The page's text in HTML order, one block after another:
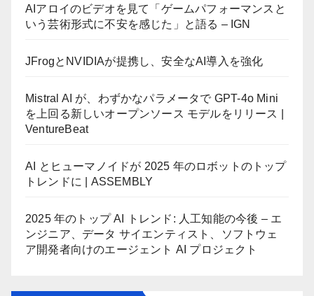
AIアロイのビデオを見て「ゲームパフォーマンスと
いう芸術形式に不安を感じた」と語る – IGN
JFrogとNVIDIAが提携し、安全なAI導入を強化
Mistral AI が、わずかなパラメータで GPT-4o Mini
を上回る新しいオープンソース モデルをリリース |
VentureBeat
AI とヒューマノイドが 2025 年のロボットのトップ
トレンドに | ASSEMBLY
2025 年のトップ AI トレンド: 人工知能の今後 – エ
ンジニア、データ サイエンティスト、ソフトウェ
ア開発者向けのエージェント AI プロジェクト